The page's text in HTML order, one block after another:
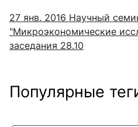
27 янв. 2016 Научный
"Микроэкономические
заседания 28.10
Популярные